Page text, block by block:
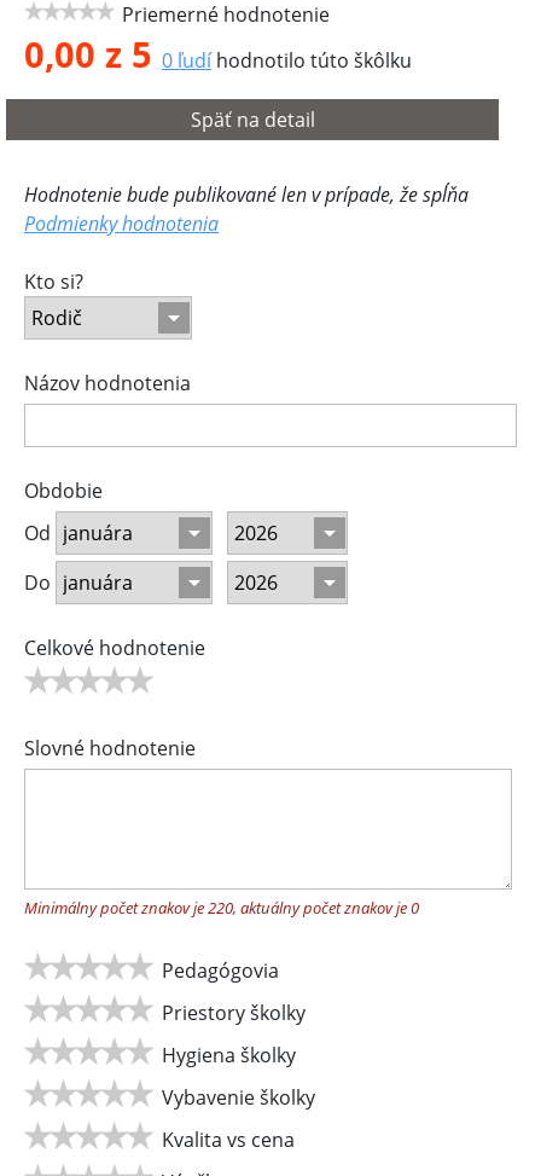
Priemerné hodnotenie
0,00 z 5 0 ľudíhodnotilo túto škôlku
Späť na detail
Hodnotenie bude publikované len v prípade, že spĺňa
Podmienky hodnotenia
Kto si?
Názov hodnotenia
Obdobie
Od
Do
Celkové hodnotenie
Slovné hodnotenie
Minimálny počet znakov je 220, aktuálny počet znakov je0
Pedagógovia
Priestory školky
Hygiena školky
Vybavenie školky
Kvalita vs cena